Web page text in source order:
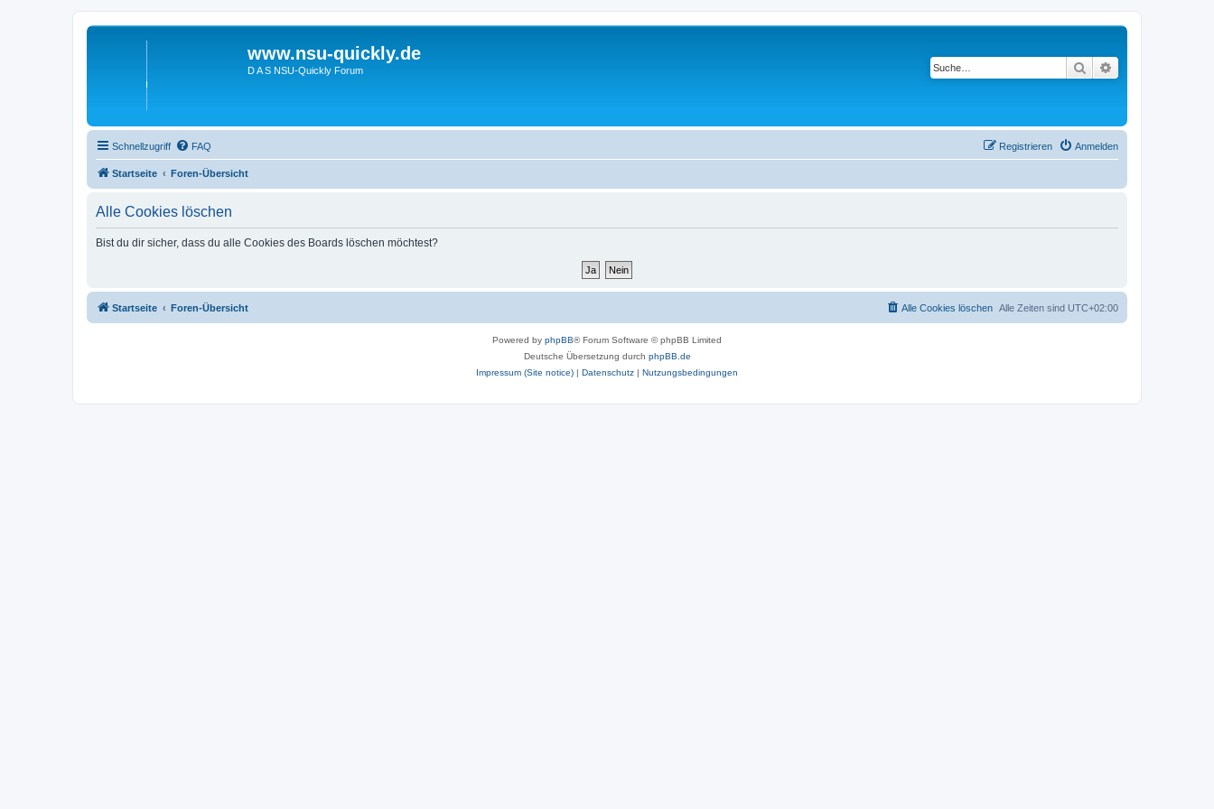
www.nsu-quickly.de
D A S NSU-Quickly Forum Suche
Schnellzugriff FAQ Anmelden
Registrieren
Startseite Foren-Übersicht
Alle Cookies löschen
Bist du dir sicher, dass du alle Cookies des Boards löschen möchtest?
Startseite Foren-Übersicht Alle Zeiten sind UTC+02:00
Alle Cookies löschen
Powered by phpBB® Forum Software © phpBB Limited
Deutsche Übersetzung durch phpBB.de
Impressum (Site notice) | Datenschutz | Nutzungsbedingungen